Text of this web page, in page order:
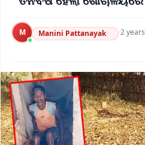
Argus Swaad
Argus Chalo
M Manini Pattanayak ·2